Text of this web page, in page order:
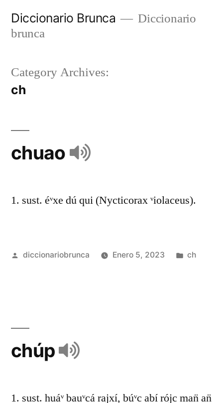
Diccionario Brunca
Diccionario
brunca
Category Archives:
ch
chuao
1. sust. éᵛxe dú qui (Nycticorax ᵛiolaceus).
diccionariobrunca Enero 5, 2023 ch
chúp
1. sust. huáᵛ bauᵛcá rajxí, búᵛc abí rójc man̈ an̈